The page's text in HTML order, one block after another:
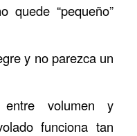
quede “pequeño”
y no parezca un
volumen y
funciona tan